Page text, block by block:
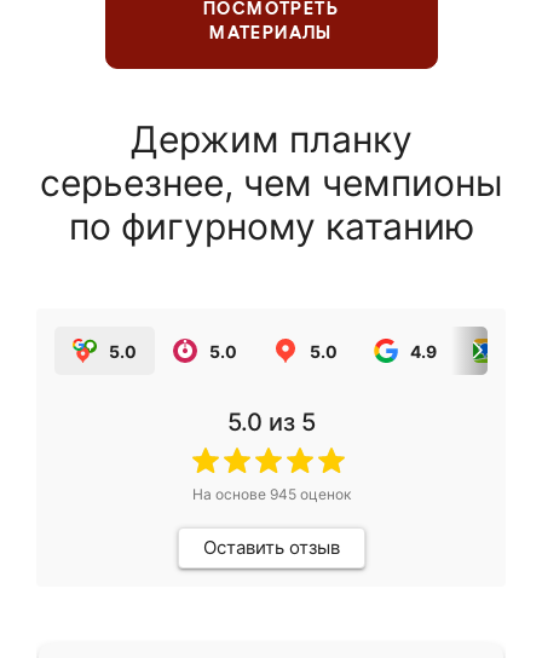
ПОСМОТРЕТЬ
МАТЕРИАЛЫ
Держим планку
серьезнее, чем чемпионы
по фигурному катанию
5.0 5.0 5.0 4.9
5.0 из 5
На основе 945оценок
Оставить отзыв